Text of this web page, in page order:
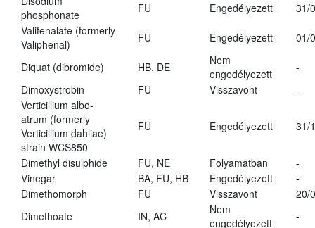
phosphonate
FU Engedélyezett
31/
Valifenalate (formerly
Valiphenal)
FU Engedélyezett 01/
Diquat (dibromide) HB, DE
Nem
engedélyezett
-
Dimoxystrobin
FU Visszavont
-
Verticillium albo-
atrum (formerly
Verticillium dahliae)
strain WCS850
FU Engedélyezett 31/
Dimethyl disulphide FU, NE Folyamatban
-
Vinegar
BA, FU, HB Engedélyezett
-
Dimethomorph
FU Visszavont
20/
Dimethoate
IN, AC
Nem
engedélyezett
-